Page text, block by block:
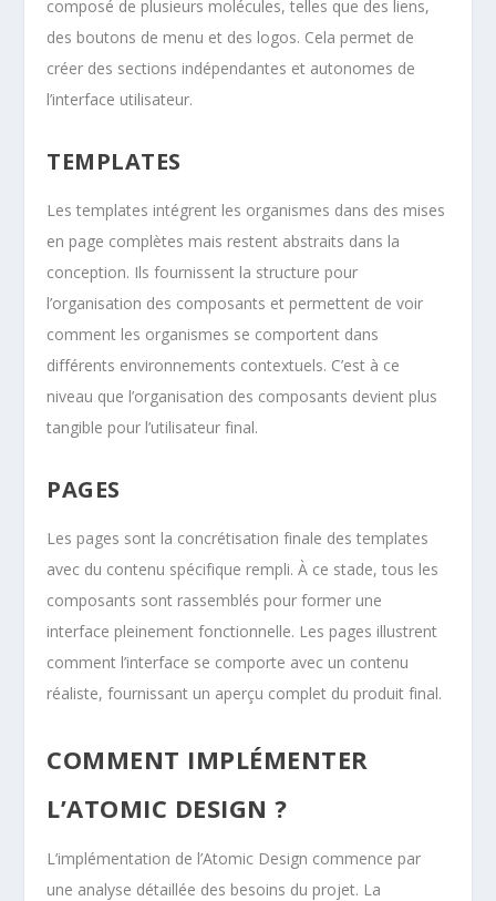
composé de plusieurs molécules, telles que des liens,
des boutons de menu et des logos. Cela permet de
créer des sections indépendantes et autonomes de
l’interface utilisateur.
TEMPLATES
Les templates intégrent les organismes dans des mises
en page complètes mais restent abstraits dans la
conception. Ils fournissent la structure pour
l’organisation des composants et permettent de voir
comment les organismes se comportent dans
différents environnements contextuels. C’est à ce
niveau que l’organisation des composants devient plus
tangible pour l’utilisateur final.
PAGES
Les pages sont la concrétisation finale des templates
avec du contenu spécifique rempli. À ce stade, tous les
composants sont rassemblés pour former une
interface pleinement fonctionnelle. Les pages illustrent
comment l’interface se comporte avec un contenu
réaliste, fournissant un aperçu complet du produit final.
COMMENT IMPLÉMENTER
L’ATOMIC DESIGN ?
L’implémentation de l’Atomic Design commence par
une analyse détaillée des besoins du projet. La